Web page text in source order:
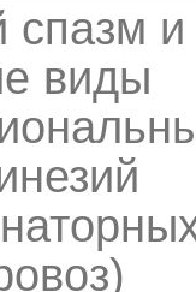
спазм и
виды